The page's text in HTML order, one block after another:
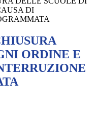
DI
ORDINE E